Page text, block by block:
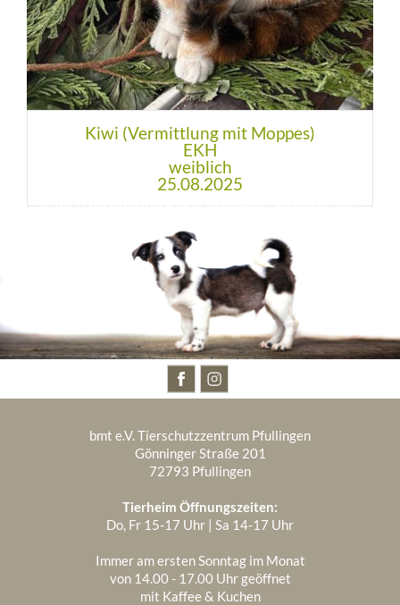
Kiwi (Vermittlung mit Moppes)
EKH
weiblich
25.08.2025
bmt e.V. Tierschutzzentrum Pfullingen
Gönninger Straße 201
72793 Pfullingen
Tierheim Öffnungszeiten:
Do, Fr 15-17 Uhr | Sa 14-17 Uhr
Immer am ersten Sonntag im Monat
von 14.00 - 17.00 Uhr geöffnet
mit Kaffee & Kuchen